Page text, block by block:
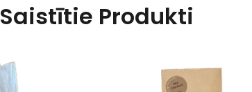
Saistītie Produkti